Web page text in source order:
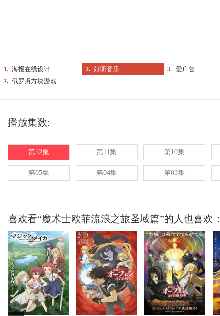
播放集数:
第12集 第11集 第10集
第05集 第04集 第03集
喜欢看“魔术士欧菲流浪之旅圣域篇”的人也喜欢